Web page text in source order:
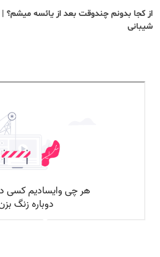
از کجا بدونم چندوقت بعد از یائسه میشم؟ |
شیبانی